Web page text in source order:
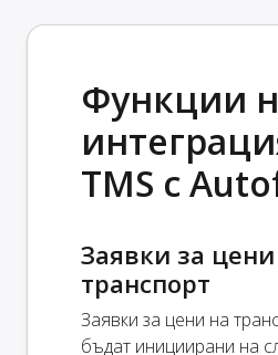
Функции
TMS с
Заявки за
транспорт
Заявки за цени на
бъдат инициирани на